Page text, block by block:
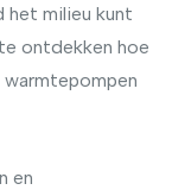
het milieu kunt
ontdekken hoe
warmtepompen
en